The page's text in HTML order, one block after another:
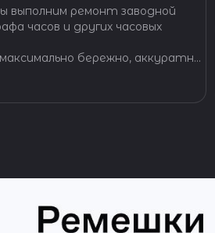
выполним ремонт заводной
часов и других часовых
бережно, аккуратно